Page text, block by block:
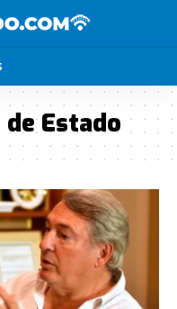
Estado